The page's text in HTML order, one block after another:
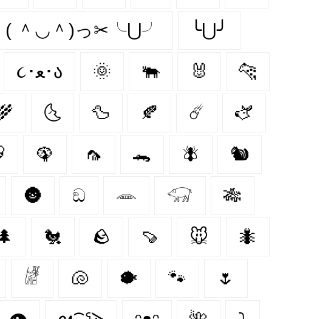
( ＾◡＾)っ✂╰⋃╯ ╰⋃╯
૮･ﻌ･ა 🌞 🐃 🐰 🐆
🌜 🦆 🍂 ☄️ 🫏
🦚 🦟 🐊 🪰 🐿️
🌚 ඞ 𓂎 𓃟 🎋
🐔 🪨 🍠 🐭 🐜
𓁈 🐚 🐡 🐾 🌷